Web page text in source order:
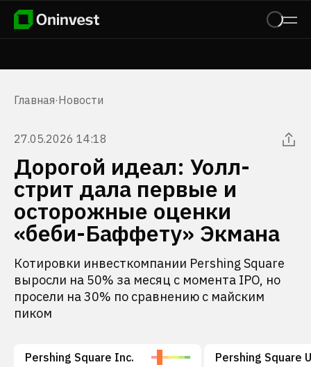
Главная·Новости
27.05.2026 14:18
Дорогой идеал: Уолл-
стрит дала первые и
осторожные оценки
«беби-Баффету» Экмана
Котировки инвесткомпании Pershing Square
выросли на 50% за месяц с момента IPO, но
просели на 30% по сравнению с майским
пиком
Pershing Square Inc.